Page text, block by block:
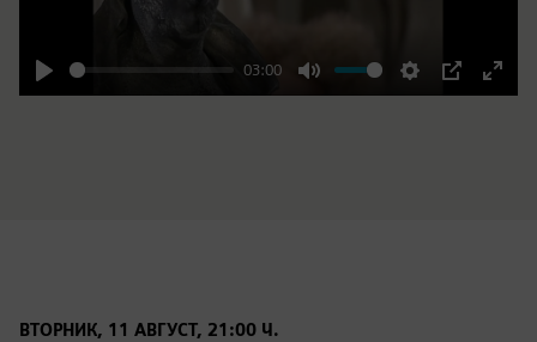
Play
03:00
Mute Settings
PIP
Enter
ВТОРНИК, 11 АВГУСТ, 21:00 Ч.